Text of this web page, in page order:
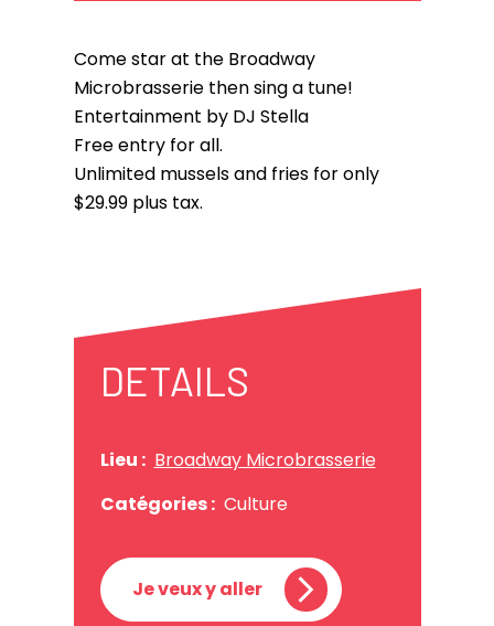
Come star at the Broadway
Microbrasserie then sing a tune!
Entertainment by DJ Stella
Free entry for all.
Unlimited mussels and fries for only
$29.99 plus tax.
DETAILS
Lieu : Broadway Microbrasserie
Catégories : Culture
Je veux y aller